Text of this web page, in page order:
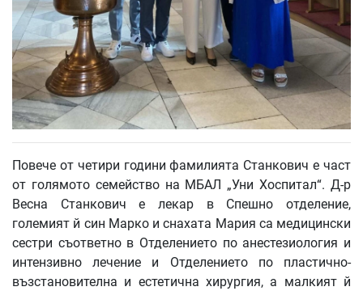
Повече от четири години фамилията Станкович е част
от голямото семейство на МБАЛ „Уни Хоспитал“. Д-р
Весна Станкович е лекар в Спешно отделение,
големият й син Марко и снахата Мария са медицински
сестри съответно в Отделението по анестезиология и
интензивно лечение и Отделението по пластично-
възстановителна и естетична хирургия, а малкият й